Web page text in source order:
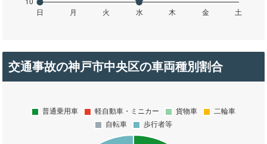
交通事故の神戸市中央区の車両種別割合